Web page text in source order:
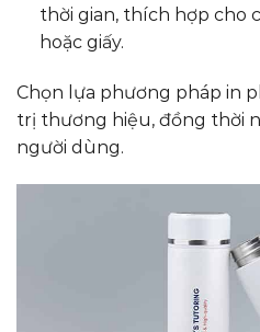
thời gian, thích hợp cho
hoặc giấy.
Chọn lựa phương pháp in
trị thương hiệu, đồng thời
người dùng.